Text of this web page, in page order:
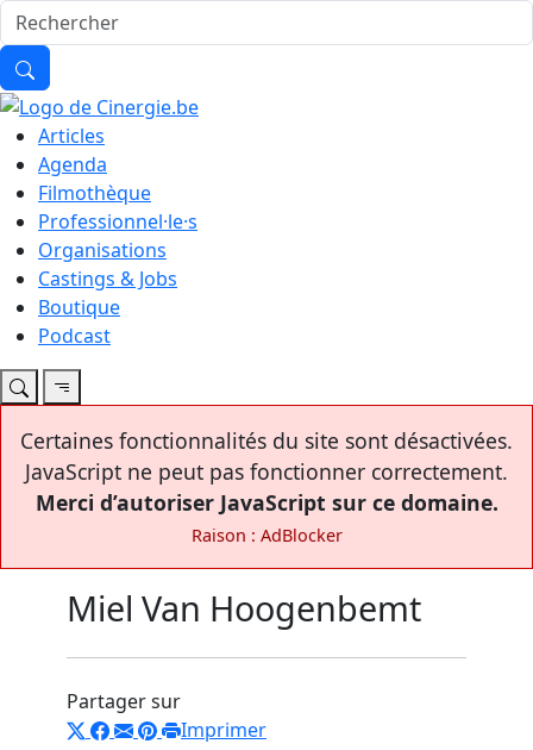
Articles
Agenda
Filmothèque
Professionnel·le·s
Organisations
Castings & Jobs
Boutique
Podcast
Certaines fonctionnalités du site sont désactivées.
JavaScript ne peut pas fonctionner correctement.
Merci d’autoriser JavaScript sur ce domaine.
Raison : AdBlocker
Miel Van Hoogenbemt
Partager sur
Imprimer